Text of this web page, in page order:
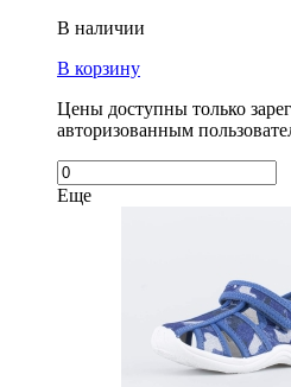
В наличии
В корзину
Цены доступны только
авторизованным
Еще